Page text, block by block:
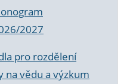
2027
pro rozdělení
na vědu a výzkum